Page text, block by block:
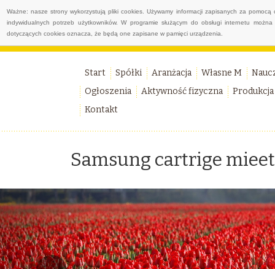
Ważne: nasze strony wykorzystują pliki cookies. Używamy informacji zapisanych za
indywidualnych potrzeb użytkowników. W programie służącym do obsługi internetu
dotyczących cookies oznacza, że będą one zapisane w pamięci urządzenia.
Start Spółki Aranżacja Własne M
Ogłoszenia
Aktywność fizyczna
Produkcja
Kontakt
Samsung cartrige